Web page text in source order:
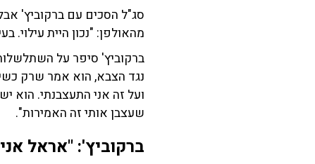
סג"ל הסכים עם ברקוביץ'
מהאולפן: "נכון היית עילוי.
ברקוביץ' סיפר על
נגד הצבא, הוא אמר שרק
ועל זה אני התעצבנתי. הוא
שעצבן אותי זה האמירות".
ברקוביץ': "אראל